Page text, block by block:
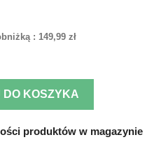
: 149,99 zł
DO KOSZYKA
produktów w magazynie